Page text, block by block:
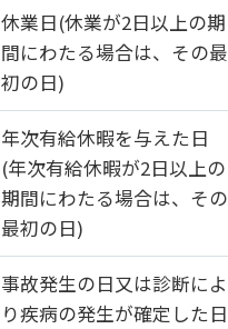
休業日(休業が2日以上の期
間にわたる場合は、その最
初の日)
年次有給休暇を与えた日
(年次有給休暇が2日以上の
期間にわたる場合は、その
最初の日)
事故発生の日又は診断によ
り疾病の発生が確定した日